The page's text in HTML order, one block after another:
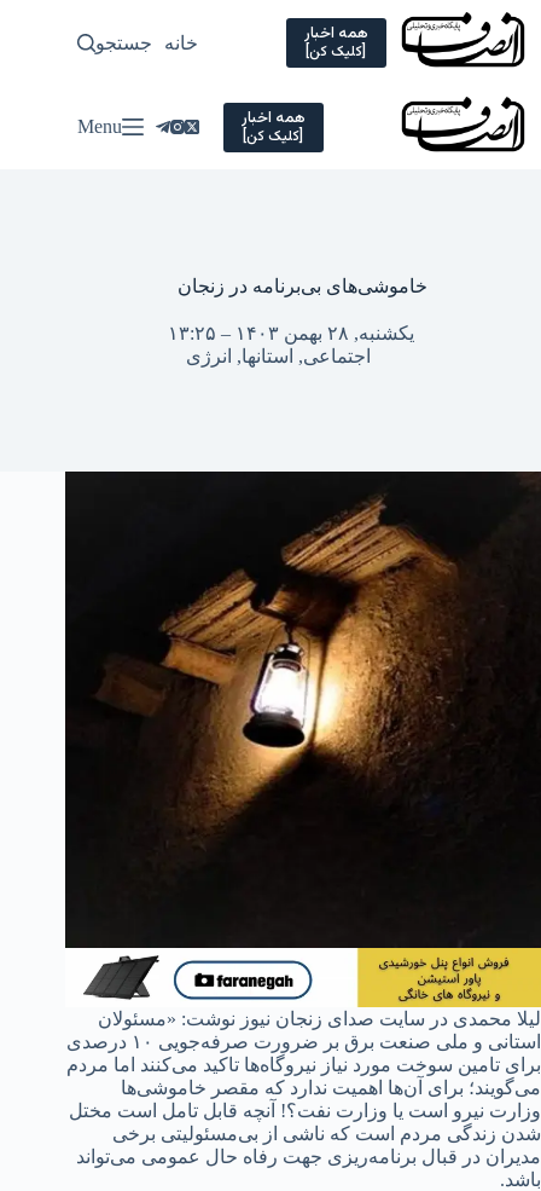
Skip
content
همه اخبار
[کلیک کن] خانه سیاسی
جستجو
همه اخبار
[کلیک کن] Menu
خاموشی‌های بی‌برنامه در زنجان
یکشنبه, ۲۸ بهمن ۱۴۰۳ – ۱۳:۲۵
اجتماعی, استانها, انرژی
لیلا محمدی در سایت صدای زنجان نیوز نوشت: «مسئولان
استانی و ملی صنعت برق بر ضرورت صرفه‌جویی ۱۰ درصدی
برای تامین سوخت مورد نیاز نیروگاه‌ها تاکید می‌کنند اما مردم
می‌گویند؛ برای آن‌ها اهمیت ندارد که مقصر خاموشی‌ها
وزارت نیرو است یا وزارت نفت؟! آنچه قابل تامل است مختل
شدن زندگی مردم است که ناشی از بی‌مسئولیتی برخی
مدیران در قبال برنامه‌ریزی جهت رفاه حال عمومی می‌تواند
باشد.